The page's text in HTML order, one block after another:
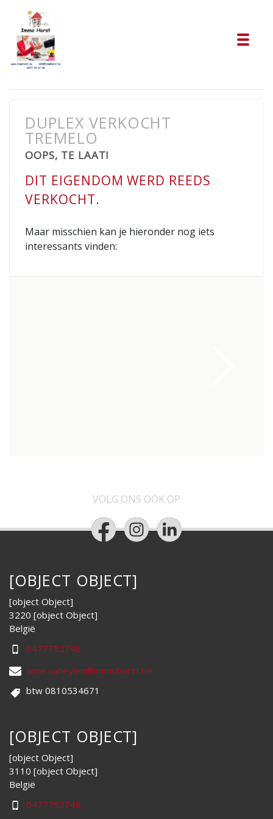
DUPLEX VERKOCHT
TREMELO
OOPS, TE LAAT!
DIT EIGENDOM WERD REEDS
VERKOCHT.
Maar misschien kan je hieronder nog iets
interessants vinden:
VOLG ONS OOK OP
[OBJECT OBJECT]
[object Object]
3220 [object Object]
België
0477752748
anne.vaneylen@immohorst.be
btw 0810534671
[OBJECT OBJECT]
[object Object]
3110 [object Object]
België
0477752748